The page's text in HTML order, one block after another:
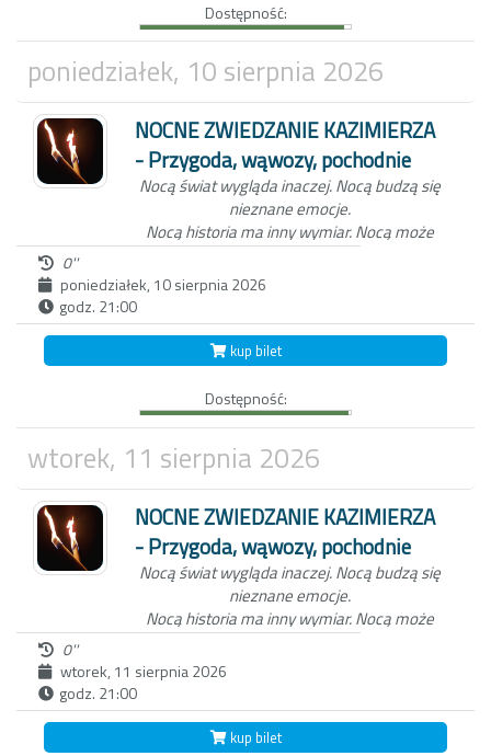
Kazimierza oraz wejdziemy z Tobą do
Wąwozu z korzeniami, wyłącznie przy
blasku pochodni.Czekamy na Ciebie o
zmierzchu, koło studni na kazimierskim
Rynku.
Dostępność:
poniedziałek, 10 sierpnia 2026
NOCNE ZWIEDZANIE KAZIMIERZA
- Przygoda, wąwozy, pochodnie
Nocą świat wygląda inaczej.Nocą budzą się
nieznane emocje.
Nocą historia ma inny wymiar.Nocą może
zdarzyć się wszystko...
Niezwykła nocna wycieczka po Kazimierzu
Dolnym to nie tylko spacer z przewodnikiem
po Miasteczku. W ten wieczór, zabierzemy
Kazimierza oraz wejdziemy z Tobą do
Wąwozu z korzeniami, wyłącznie przy
blasku pochodni.Czekamy na Ciebie o
zmierzchu, koło studni na kazimierskim
Rynku.
0''
poniedziałek, 10 sierpnia 2026
godz. 21:00
kup bilet
Dostępność:
wtorek, 11 sierpnia 2026
NOCNE ZWIEDZANIE KAZIMIERZA
- Przygoda, wąwozy, pochodnie
Nocą świat wygląda inaczej.Nocą budzą się
nieznane emocje.
Nocą historia ma inny wymiar.Nocą może
zdarzyć się wszystko...
Niezwykła nocna wycieczka po Kazimierzu
Dolnym to nie tylko spacer z przewodnikiem
po Miasteczku. W ten wieczór, zabierzemy
0''
wtorek, 11 sierpnia 2026
godz. 21:00
kup bilet